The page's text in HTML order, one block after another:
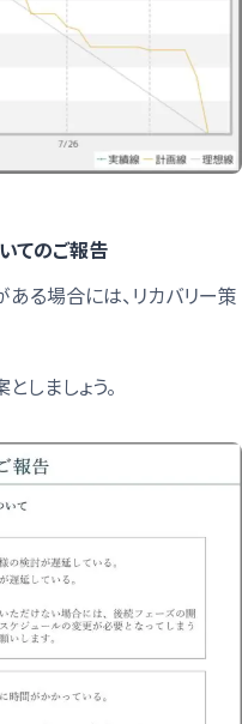
てのご報告
る場合には、リカバリー策
しましょう。